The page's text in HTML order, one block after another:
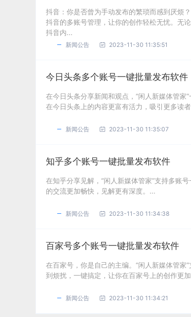
抖音：你是否曾为手动发布的繁琐而感到厌烦
抖音的多账号管理，让你的创作轻松无忧。无
抖音内...
新闻公告 2023-11-30 11:35:51
今日头条多个账号一键批量发布软件
在今日头条分享新闻和观点，“闲人新媒体管
在今日头条上的内容更富有活力，吸引更多读
新闻公告 2023-11-30 11:35:07
知乎多个账号一键批量发布软件
在知乎分享见解，“闲人新媒体管家”支持多账
的交流更加畅快，见解更有深度。...
新闻公告 2023-11-30 11:34:38
百家号多个账号一键批量发布软件
在百家号，你是自己的主编。“闲人新媒体管
到烦扰，一键搞定，让你在百家号上的创作更
新闻公告 2023-11-30 11:34:21